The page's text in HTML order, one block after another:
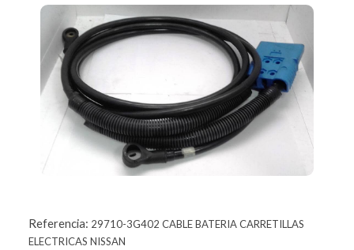
Referencia: 29710-3G402 CABLE BATERIA CARRETILLAS
ELECTRICAS NISSAN